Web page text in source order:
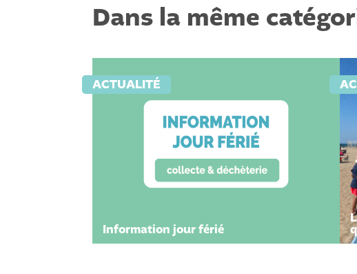
Dans la même
ACTUALITÉ
Information jour férié